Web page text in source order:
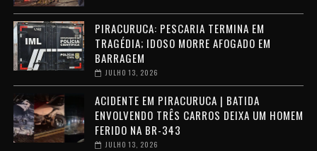
PIRACURUCA: PESCARIA TERMINA EM
TRAGÉDIA; IDOSO MORRE AFOGADO EM
BARRAGEM
JULHO 13, 2026
ACIDENTE EM PIRACURUCA | BATIDA
ENVOLVENDO TRÊS CARROS DEIXA UM HOMEM
FERIDO NA BR-343
JULHO 13, 2026